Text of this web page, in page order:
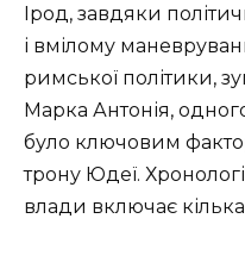
Ірод, завдяки
і вмілому
римської політики,
Марка Антонія,
було ключовим
трону Юдеї.
влади включає